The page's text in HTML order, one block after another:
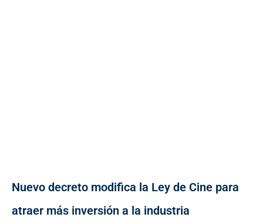
Nuevo decreto modifica la Ley de Cine para
atraer más inversión a la industria